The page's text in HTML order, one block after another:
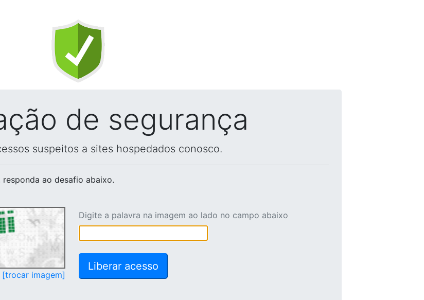
de segurança
suspeitos a sites hospedados conosco.
responda ao desafio abaixo.
[trocar imagem]
Digite a palavra na imagem ao lado no campo abaixo